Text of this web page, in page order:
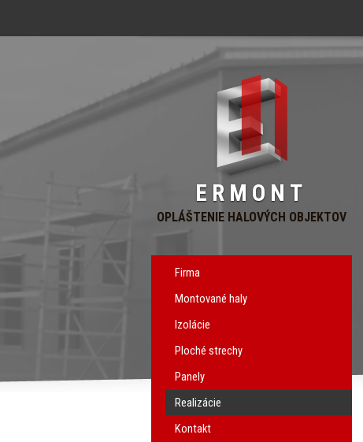
ERMONT
OPLÁŠTENIE HALOVÝCH OBJEKTOV
Firma
Montované haly
Izolácie
Ploché strechy
Panely
Realizácie
Kontakt